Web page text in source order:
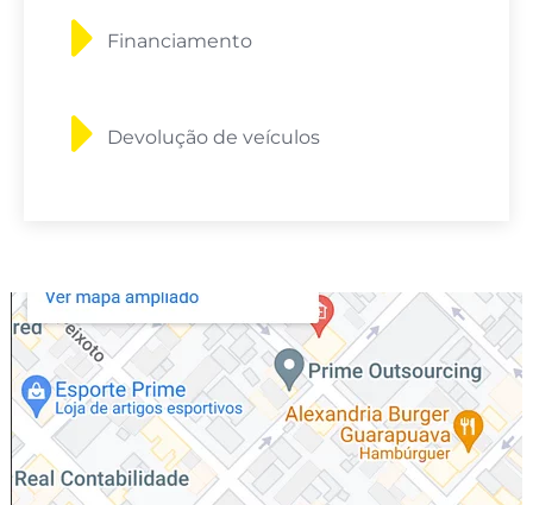
Financiamento
Devolução de veículos